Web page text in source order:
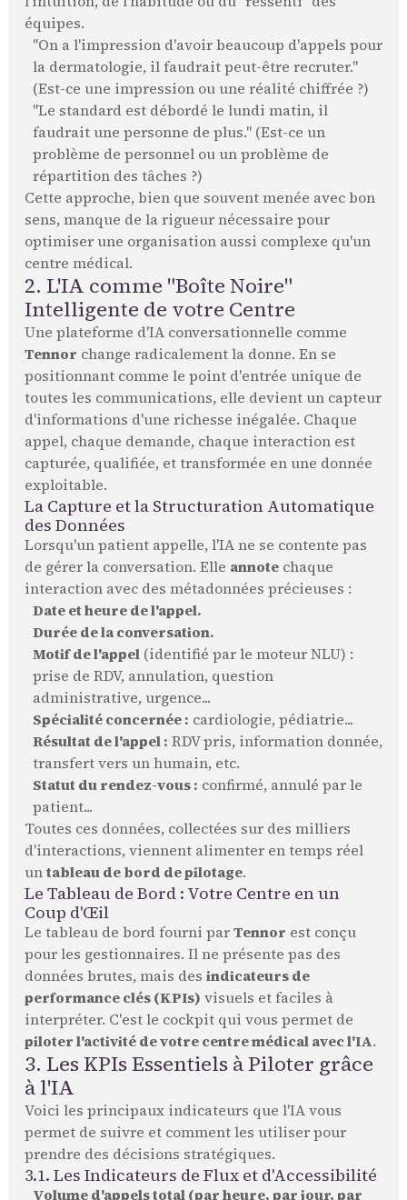
équipes.
"On a l'impression d'avoir beaucoup d'appels pour
la dermatologie, il faudrait peut-être recruter."
(Est-ce une impression ou une réalité chiffrée ?)
"Le standard est débordé le lundi matin, il
faudrait une personne de plus." (Est-ce un
problème de personnel ou un problème de
répartition des tâches ?)
Cette approche, bien que souvent menée avec bon
sens, manque de la rigueur nécessaire pour
optimiser une organisation aussi complexe qu'un
centre médical.
2. L'IA comme "Boîte Noire"
Intelligente de votre Centre
Une plateforme d'IA conversationnelle comme
Tennor change radicalement la donne. En se
positionnant comme le point d'entrée unique de
toutes les communications, elle devient un capteur
d'informations d'une richesse inégalée. Chaque
appel, chaque demande, chaque interaction est
capturée, qualifiée, et transformée en une donnée
exploitable.
La Capture et la Structuration Automatique
des Données
Lorsqu'un patient appelle, l'IA ne se contente pas
de gérer la conversation. Elle annotechaque
interaction avec des métadonnées précieuses :
Date et heure de l'appel.
Durée de la conversation.
Motif de l'appel(identifié par le moteur NLU) :
prise de RDV, annulation, question
administrative, urgence...
Spécialité concernée : cardiologie, pédiatrie...
Résultat de l'appel : RDV pris, information donnée,
transfert vers un humain, etc.
Statut du rendez-vous : confirmé, annulé par le
patient...
Toutes ces données, collectées sur des milliers
d'interactions, viennent alimenter en temps réel
untableau de bord de pilotage.
Le Tableau de Bord : Votre Centre en un
Coup d'Œil
Le tableau de bord fourni parTennor est conçu
pour les gestionnaires. Il ne présente pas des
données brutes, mais des indicateurs de
performance clés (KPIs) visuels et faciles à
interpréter. C'est le cockpit qui vous permet de
piloter l'activité de votre centre médical avec l'IA.
3. Les KPIs Essentiels à Piloter grâce
à l'IA
Voici les principaux indicateurs que l'IA vous
permet de suivre et comment les utiliser pour
prendre des décisions stratégiques.
3.1. Les Indicateurs de Flux et d'Accessibilité
Volume d'appels total (par heure, par jour, par